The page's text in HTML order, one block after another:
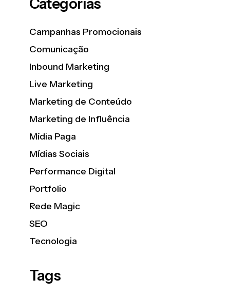
Campanhas Promocionais
Comunicação
Inbound Marketing
Live Marketing
Marketing de Conteúdo
Marketing de Influência
Mídia Paga
Mídias Sociais
Performance Digital
Portfolio
Rede Magic
SEO
Tecnologia
Tags